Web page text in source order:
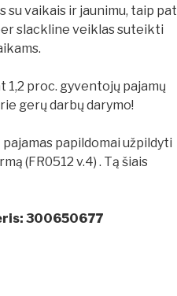
su vaikais ir jaunimu, taip pat
slackline veiklas suteikti
proc. gyventojų pajamų
gerų darbų darymo!
papildomai užpildyti
(FR0512 v.4) . Tą šiais
300650677